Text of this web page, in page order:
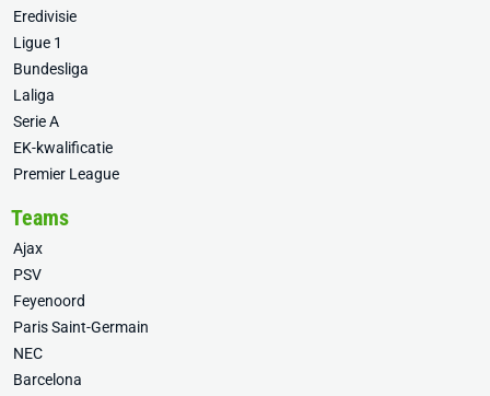
Eredivisie
Ligue 1
Bundesliga
Laliga
Serie A
EK-kwalificatie
Premier League
Teams
Ajax
PSV
Feyenoord
Paris Saint-Germain
NEC
Barcelona